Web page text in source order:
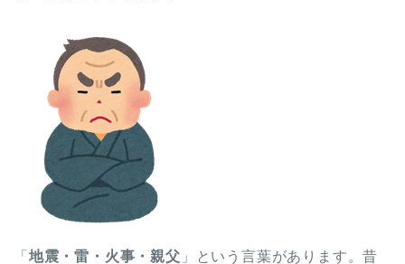
「 地震・雷・火事・親父 」という言葉があります。昔